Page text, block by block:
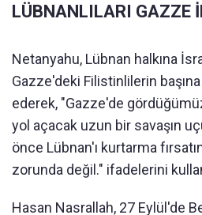
LÜBNANLILARI GAZZE
Netanyahu, Lübnan halkına
Gazze'deki Filistinlilerin
ederek, "Gazze'de
yol açacak uzun bir savaşın
önce Lübnan'ı kurtarma
zorunda değil." ifadelerini
Hasan Nasrallah, 27 Eylül'de